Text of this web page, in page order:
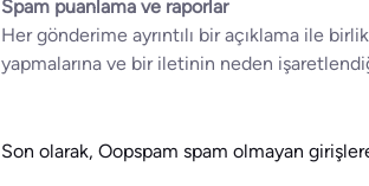
Spam puanlama ve raporlar
Her gönderime ayrıntılı bir açıklama ile
yapmalarına ve bir iletinin neden
Son olarak, Oopspam spam olmayan